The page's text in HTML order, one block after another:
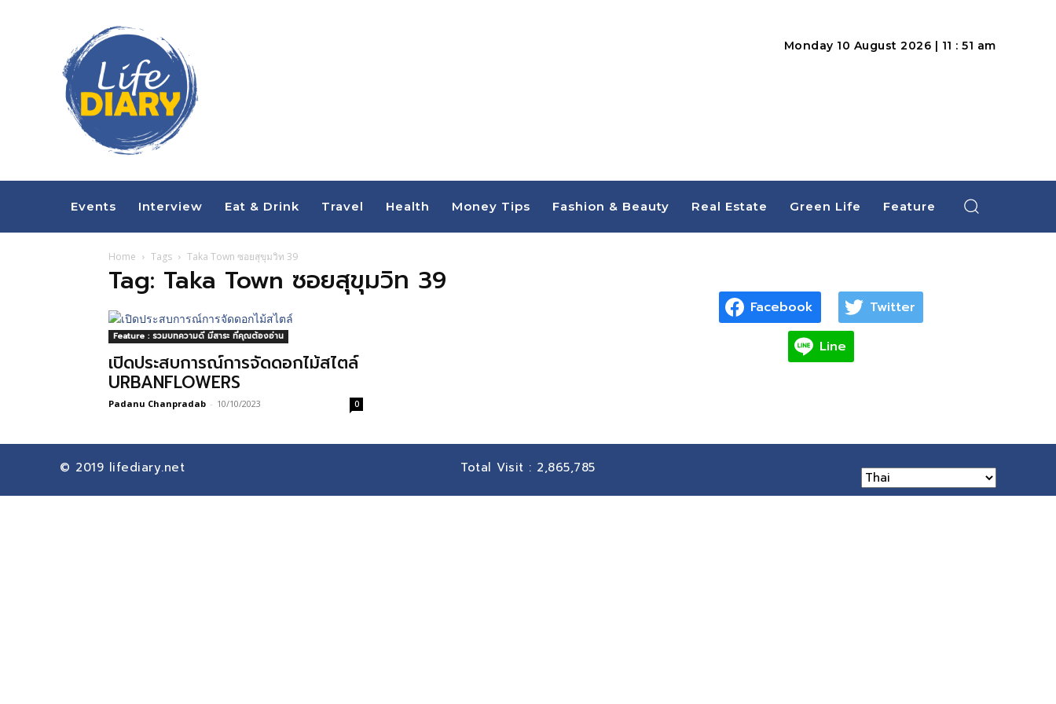
Monday 10 August 2026 | 11 : 51 am
Events Interview Eat & Drink Travel Health Money Tips Fashion & Beauty Real Estate Green Life Feature
Home Tags Taka Town ซอยสุขุมวิท 39
Tag: Taka Town ซอยสุขุมวิท 39
Feature : รวมบทความดี มีสาระ ที่คุณต้องอ่าน
เปิดประสบการณ์การจัดดอกไม้สไตล์
URBANFLOWERS
Padanu Chanpradab - 10/10/2023 0
Facebook Twitter
Line
© 2019 lifediary.net Total Visit : 2,865,785